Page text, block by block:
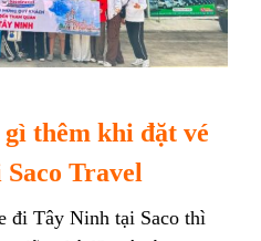
thêm khi đặt vé
Travel
đi Tây Ninh tại Saco thì